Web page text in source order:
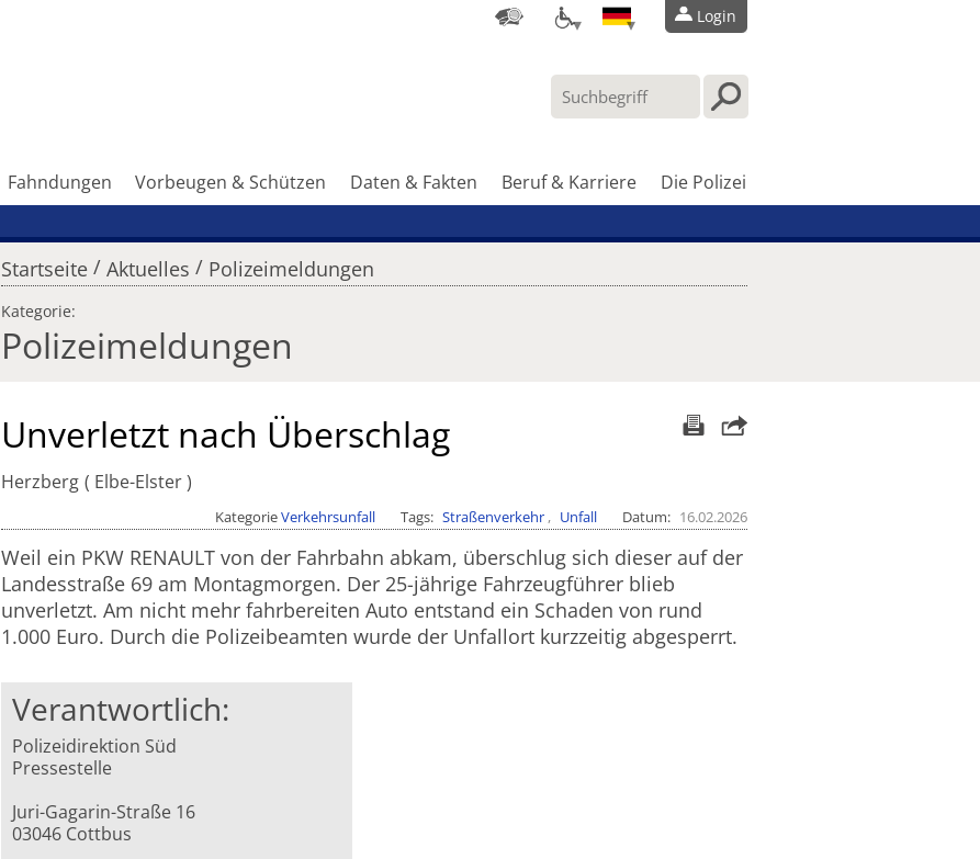
Login
Fahndungen Vorbeugen & Schützen Daten & Fakten Beruf & Karriere Die Polizei
Startseite / Aktuelles / Polizeimeldungen
Kategorie:
Polizeimeldungen
Unverletzt nach Überschlag
Herzberg Elbe-Elster
KategorieVerkehrsunfall Tags Straßenverkehr Unfall Datum 16.02.2026
Weil ein PKW RENAULT von der Fahrbahn abkam, überschlug sich dieser auf der
Landesstraße 69 am Montagmorgen. Der 25-jährige Fahrzeugführer blieb
unverletzt. Am nicht mehr fahrbereiten Auto entstand ein Schaden von rund
1.000 Euro. Durch die Polizeibeamten wurde der Unfallort kurzzeitig abgesperrt.
Verantwortlich:
Polizeidirektion Süd
Pressestelle
Juri-Gagarin-Straße 16
03046 Cottbus